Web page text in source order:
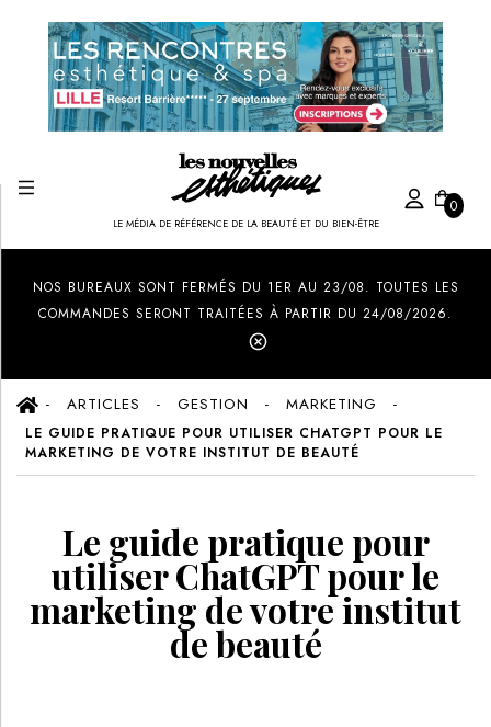
LE MÉDIA DE RÉFÉRENCE DE LA BEAUTÉ ET DU BIEN-ÊTRE
0
NOS BUREAUX SONT FERMÉS DU 1ER AU 23/08. TOUTES LES
COMMANDES SERONT TRAITÉES À PARTIR DU 24/08/2026.
ARTICLES GESTION MARKETING
LE GUIDE PRATIQUE POUR UTILISER CHATGPT POUR LE
MARKETING DE VOTRE INSTITUT DE BEAUTÉ
Le guide pratique pour
utiliser ChatGPT pour le
marketing de votre institut
de beauté